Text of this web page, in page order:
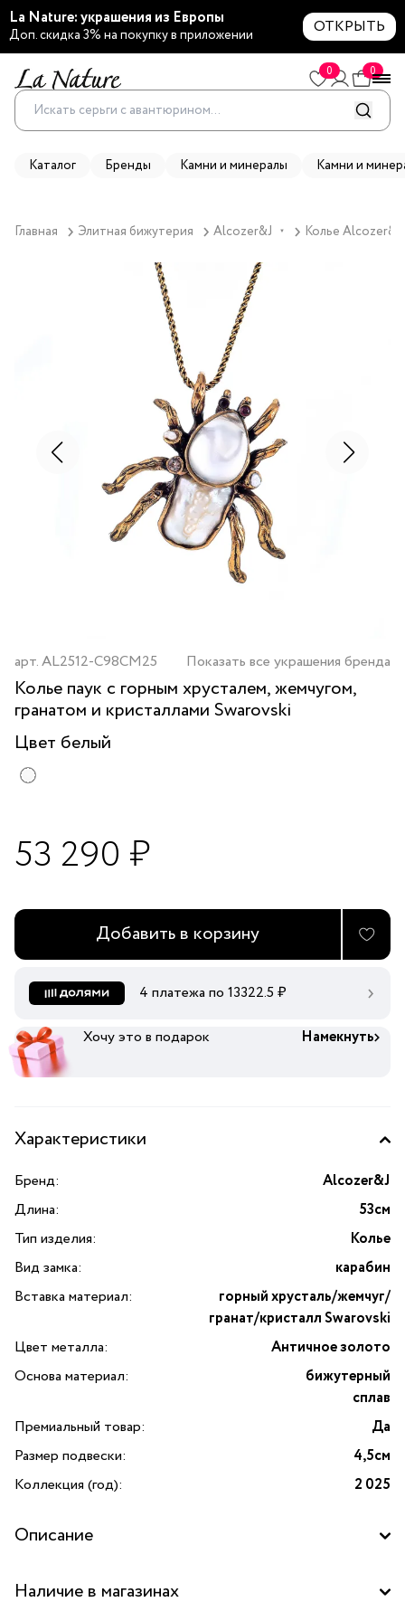
La Nature: украшения из Европы
Доп. скидка 3% на покупку в приложении ОТКРЫТЬ
0 0
Каталог Бренды Камни и минералы Камни и
Главная Элитная бижутерия Alcozer&J ▼ Колье
арт.AL2512-C98CM25 Показать все украшения бренда
Колье паук с горным хрусталем, жемчугом,
гранатом и кристаллами Swarovski
Цвет белый
53 290 ₽
Добавить в корзину
4 платежа по 13322.5 ₽
Хочу это в подарок Намекнуть
Характеристики
Бренд:
Alcozer&J
Длина:
53см
Тип изделия:
Колье
Вид замка:
карабин
Вставка материал:
горный хрусталь/жемчуг/
гранат/кристалл Swarovski
Цвет металла:
Античное золото
Основа материал:
бижутерный
сплав
Премиальный товар:
Да
Размер подвески:
4,5см
Коллекция (год):
2 025
Описание
элегантность с колье «Паук» от итальянского бренда
Наличие в магазинах